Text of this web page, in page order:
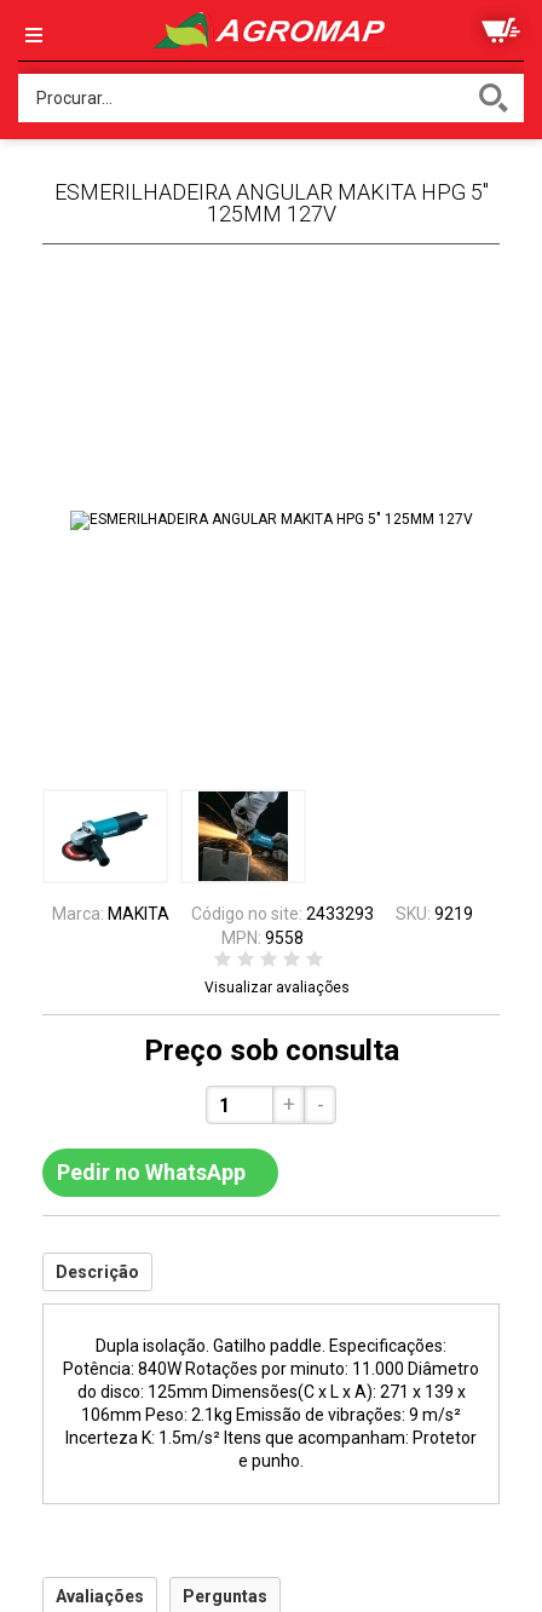
ESMERILHADEIRA ANGULAR MAKITA HPG 5"
125MM 127V
Marca: MAKITA Código no site: 2433293 SKU: 9219
MPN: 9558
Visualizar avaliações
Preço sob consulta
+ -
Pedir no WhatsApp
Descrição
Dupla isolação. Gatilho paddle. Especificações:
Potência: 840W Rotações por minuto: 11.000 Diâmetro
do disco: 125mm Dimensões(C x L x A): 271 x 139 x
106mm Peso: 2.1kg Emissão de vibrações: 9 m/s²
Incerteza K: 1.5m/s² Itens que acompanham: Protetor
e punho.
Avaliações Perguntas